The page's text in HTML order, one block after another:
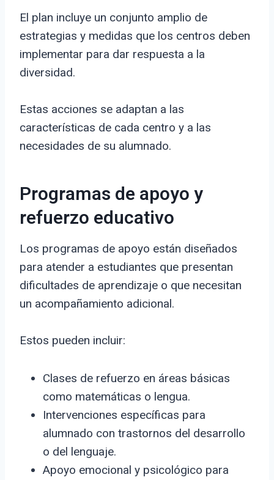
El plan incluye un conjunto amplio de
estrategias y medidas que los centros deben
implementar para dar respuesta a la
diversidad.
Estas acciones se adaptan a las
características de cada centro y a las
necesidades de su alumnado.
Programas de apoyo y
refuerzo educativo
Los programas de apoyo están diseñados
para atender a estudiantes que presentan
dificultades de aprendizaje o que necesitan
un acompañamiento adicional.
Estos pueden incluir:
Clases de refuerzo en áreas básicas
como matemáticas o lengua.
Intervenciones específicas para
alumnado con trastornos del desarrollo
o del lenguaje.
Apoyo emocional y psicológico para